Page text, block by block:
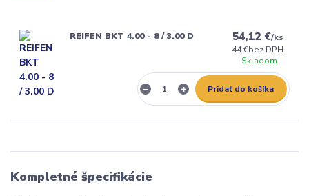
REIFEN BKT 4.00 - 8 / 3.00 D 54,12 €/ks
44 €bez DPH
Skladom
Pridať do košíka
Kompletné špecifikácie